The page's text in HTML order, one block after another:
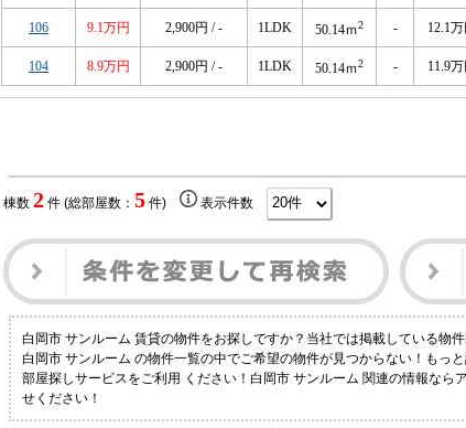
106 9.1万円 2,900円 / - 1LDK 50.14ｍ2 - 12.1万
104 8.9万円 2,900円 / - 1LDK 50.14ｍ2 - 11.9万
棟数 2件 (総部屋数： 5件) 表示件数
白岡市 サンルーム 賃貸の物件をお探しですか？当社では掲載している物
白岡市 サンルーム の物件一覧の中でご希望の物件が見つからない！もっ
部屋探しサービスをご利用 ください！白岡市 サンルーム 関連の情報なら
せください！